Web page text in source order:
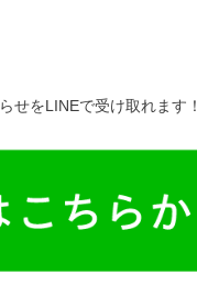
せをLINEで受け取れます！